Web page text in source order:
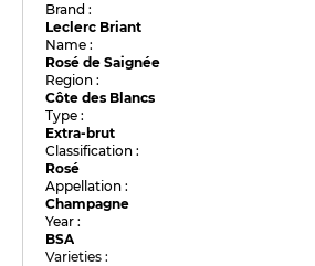
Brand :
Leclerc Briant
Name :
Rosé de Saignée
Region :
Côte des Blancs
Type :
Extra-brut
Classification :
Rosé
Appellation :
Champagne
Year :
BSA
Varieties :